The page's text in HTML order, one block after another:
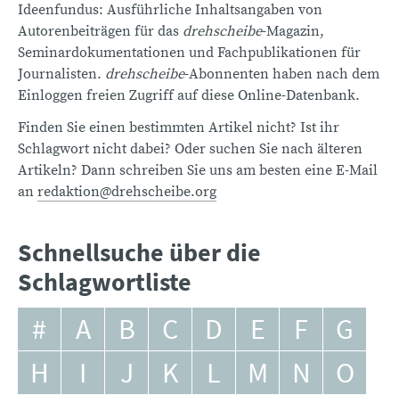
Ideenfundus: Ausführliche Inhaltsangaben von
Autorenbeiträgen für das drehscheibe-Magazin,
Seminardokumentationen und Fachpublikationen für
Journalisten. drehscheibe-Abonnenten haben nach dem
Einloggen freien Zugriff auf diese Online-Datenbank.
Finden Sie einen bestimmten Artikel nicht? Ist ihr
Schlagwort nicht dabei? Oder suchen Sie nach älteren
Artikeln? Dann schreiben Sie uns am besten eine E-Mail
an redaktion@drehscheibe.org
Schnellsuche über die
Schlagwortliste
# A B C D E F
G
H
I J K L M N
O